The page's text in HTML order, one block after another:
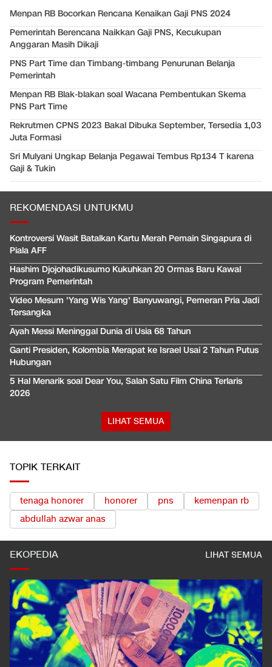
Menpan RB Bocorkan Rencana Kenaikan Gaji PNS 2024
Pemerintah Berencana Naikkan Gaji PNS, Kecukupan
Anggaran Masih Dikaji
PNS Part Time dan Timbang-timbang Penurunan Belanja
Pemerintah
Menpan RB Blak-blakan soal Wacana Pembentukan Skema
PNS Part Time
Rekrutmen CPNS 2023 Bakal Dibuka September, Tersedia 1,03
Juta Formasi
Sri Mulyani Ungkap Belanja Pegawai Tembus Rp134 T karena
Gaji & Tukin
REKOMENDASI UNTUKMU
Kontroversi Wasit Batalkan Kartu Merah Pemain Singapura di
Piala AFF
Hashim Djojohadikusumo Kukuhkan 20 Ormas Baru Kawal
Program Pemerintah
Video Mesum 'Yang Wis Yang' Banyuwangi, Pemeran Pria Jadi
Tersangka
Ayah Messi Meninggal Dunia di Usia 68 Tahun
Ganti Presiden, Kolombia Merapat ke Israel Usai 2 Tahun Putus
Hubungan
5 Hal Menarik soal Dear You, Salah Satu Film China Terlaris
2026
LIHAT SEMUA
TOPIK TERKAIT
tenaga honorer honorer pns
kemenpan rb
abdullah azwar anas
EKOPEDIA LIHAT SEMUA